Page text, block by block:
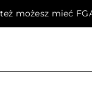
możesz mieć